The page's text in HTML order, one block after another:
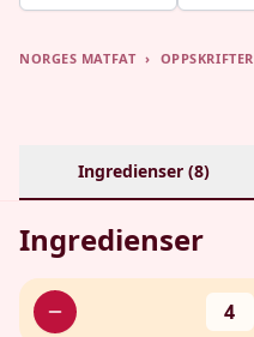
NORGES MATFAT › OPPSKRIFTER
Ingredienser (8)
Ingredienser
4